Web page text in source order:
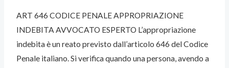
ART 646 CODICE PENALE APPROPRIAZIONE
INDEBITA AVVOCATO ESPERTO L’appropriazione
indebita è un reato previsto dall’articolo 646 del Codice
Penale italiano. Si verifica quando una persona, avendo a